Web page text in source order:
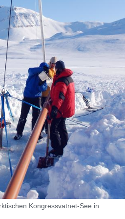
Kongressvatnet-See in